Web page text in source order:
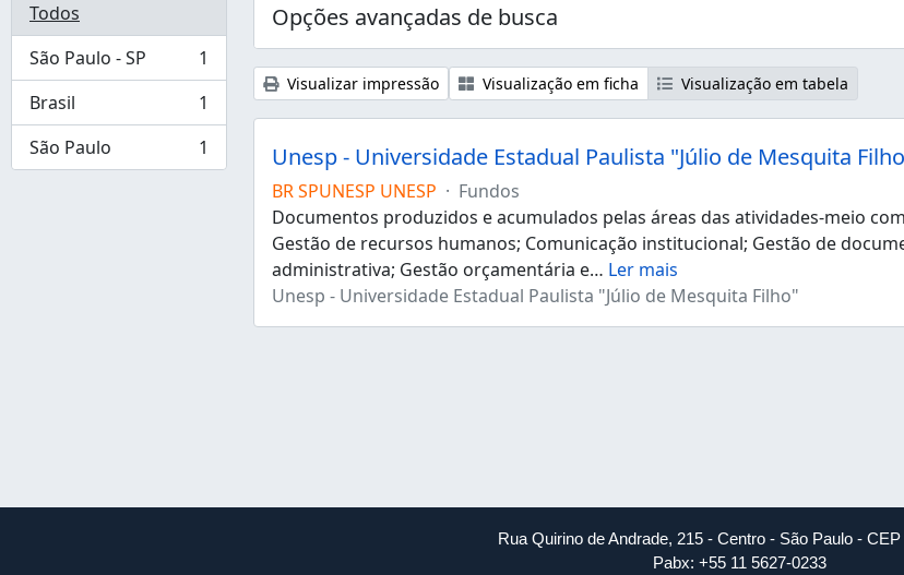
Todos
São Paulo - SP
, 1 resultados
1
Brasil
, 1 resultados
1
São Paulo
, 1 resultados 1
Opções avançadas de busca
Visualizar impressão Visualização em ficha Visualização em tabela
Unesp - Universidade Estadual Paulista "Júlio de Mesquita
BR SPUNESP UNESP · Fundos
Documentos produzidos e acumulados pelas áreas das atividades-meio
Gestão de recursos humanos; Comunicação institucional; Gestão de
administrativa; Gestão orçamentária e… Ler mais
Unesp - Universidade Estadual Paulista "Júlio de Mesquita Filho"
Rua Quirino de Andrade, 215 - Centro - São Paulo -
Pabx: +55 11 5627-0233